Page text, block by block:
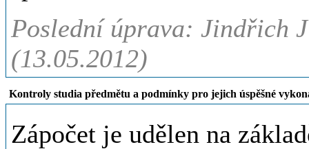
Poslední úprava: Jindřich
(13.05.2012)
Kontroly studia předmětu a podmínky pro jejich úspěšné
Zápočet je udělen na